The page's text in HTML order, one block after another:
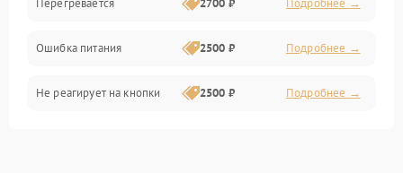
Перегревается 2700 ₽ Подробнее →
Ошибка питания 2500 ₽ Подробнее →
Не реагирует на кнопки 2500 ₽ Подробнее →